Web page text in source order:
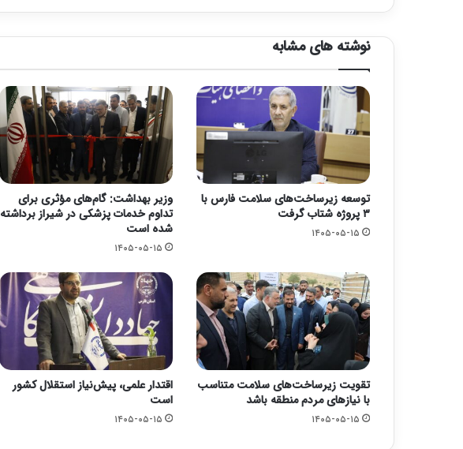
نوشته های مشابه
توسعه زیرساخت‌های سلامت فارس با
۳ پروژه شتاب گرفت
۱۴۰۵-۰۵-۱۵
وزیر بهداشت: گام‌های مؤثری برای
تداوم خدمات پزشکی در شیراز برداشته
شده است
۱۴۰۵-۰۵-۱۵
تقویت زیرساخت‌های سلامت متناسب
با نیازهای مردم منطقه باشد
۱۴۰۵-۰۵-۱۵
اقتدار علمی، پیش‌نیاز استقلال کشور
است
۱۴۰۵-۰۵-۱۵